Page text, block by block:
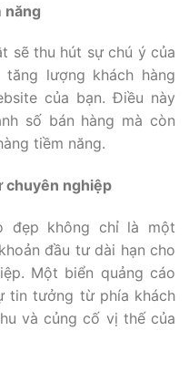
năng
sẽ thu hút sự chú ý của
lượng khách hàng
của bạn. Điều này
số bán hàng mà còn
tiềm năng.
chuyên nghiệp
đẹp không chỉ là một
đầu tư dài hạn cho
Một biển quảng cáo
tin tưởng từ phía khách
và củng cố vị thế của